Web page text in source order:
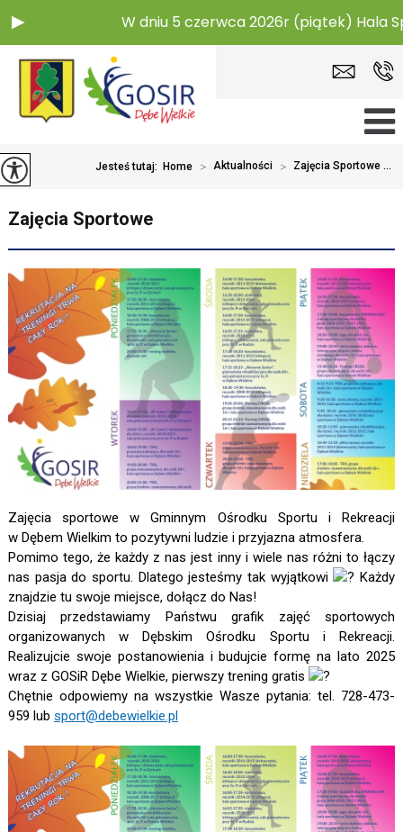
W dniu 5 czerwca 2026r (piątek) Hala
Jesteś tutaj: Home > Aktualności > Zajęcia Sportowe ...
Zajęcia Sportowe
Zajęcia sportowe w Gminnym Ośrodku Sportu i Rekreacji
w Dębem Wielkim to pozytywni ludzie i przyjazna atmosfera.
Pomimo tego, że każdy z nas jest inny i wiele nas różni to łączy
nas pasja do sportu. Dlatego jesteśmy tak wyjątkowi
Każdy
znajdzie tu swoje miejsce, dołącz do Nas!
Dzisiaj przedstawiamy Państwu grafik zajęć sportowych
organizowanych w Dębskim Ośrodku Sportu i Rekreacji.
Realizujcie swoje postanowienia i budujcie formę na lato 2025
wraz z GOSiR Dębe Wielkie, pierwszy trening gratis
Chętnie odpowiemy na wszystkie Wasze pytania: tel. 728-473-
959 lub sport@debewielkie.pl